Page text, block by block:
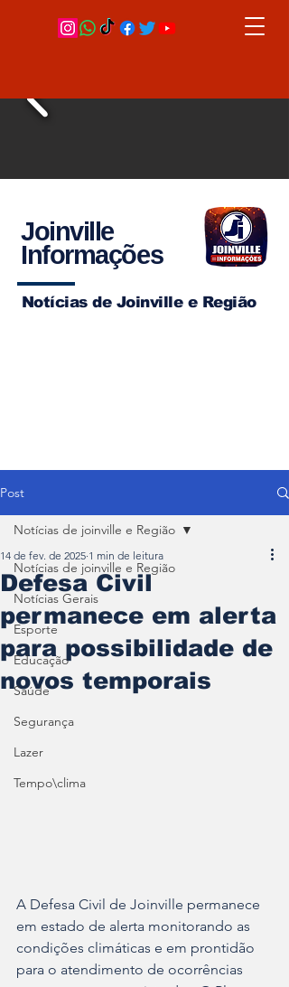
Joinville
Informações
Notícias de Joinville e Região
Post
Notícias de joinville e Região
Notícias Gerais
Esporte
Educação
Saúde
Segurança
Lazer
Tempo\clima
Notícias de joinville e Região
Defesa Civil
permanece em alerta
para possibilidade de
novos temporais
14 de fev. de 2025 1 min de leitura
A Defesa Civil de Joinville permanece
em estado de alerta monitorando as
condições climáticas e em prontidão
para o atendimento de ocorrências